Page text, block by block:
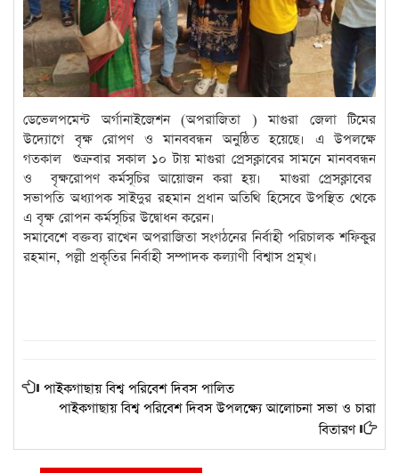
ডেভেলপমেন্ট অর্গানাইজেশন (অপরাজিতা ) মাগুরা জেলা টিমের
উদ্যোগে বৃক্ষ রোপণ ও মানববন্ধন অনুষ্ঠিত হয়েছে। এ উপলক্ষে
গতকাল শুক্রবার সকাল ১০ টায় মাগুরা প্রেসক্লাবের সামনে মানববন্ধন
ও বৃক্ষরোপণ কর্মসূচির আয়োজন করা হয়। মাগুরা প্রেসক্লাবের
সভাপতি অধ্যাপক সাইদুর রহমান প্রধান অতিথি হিসেবে উপস্থিত থেকে
এ বৃক্ষ রোপন কর্মসূচির উদ্বোধন করেন।
সমাবেশে বক্তব্য রাখেন অপরাজিতা সংগঠনের নির্বাহী পরিচালক শফিকুর
রহমান, পল্লী প্রকৃতির নির্বাহী সম্পাদক কল্যাণী বিশ্বাস প্রমূখ।
পাইকগাছায় বিশ্ব পরিবেশ দিবস পালিত
পাইকগাছায় বিশ্ব পরিবেশ দিবস উপলক্ষ্যে আলোচনা সভা ও চারা
বিতারণ